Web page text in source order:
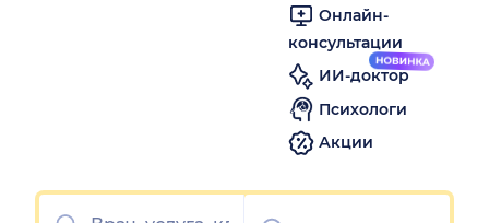
Онлайн-
консультации
ИИ-доктор
Психологи
Акции